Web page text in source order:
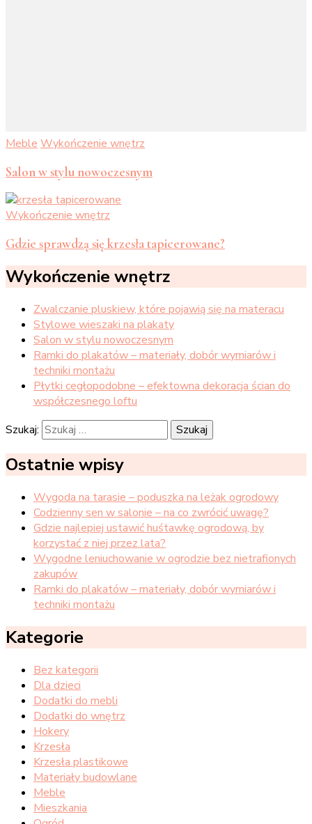
Meble Wykończenie wnętrz
Salon w stylu nowoczesnym
Wykończenie wnętrz
Gdzie sprawdzą się krzesła tapicerowane?
Wykończenie wnętrz
Zwalczanie pluskiew, które pojawią się na materacu
Stylowe wieszaki na plakaty
Salon w stylu nowoczesnym
Ramki do plakatów – materiały, dobór wymiarów i
techniki montażu
Płytki cegłopodobne – efektowna dekoracja ścian do
współczesnego loftu
Szukaj:
Ostatnie wpisy
Wygoda na tarasie – poduszka na leżak ogrodowy
Codzienny sen w salonie – na co zwrócić uwagę?
Gdzie najlepiej ustawić huśtawkę ogrodową, by
korzystać z niej przez lata?
Wygodne leniuchowanie w ogrodzie bez nietrafionych
zakupów
Ramki do plakatów – materiały, dobór wymiarów i
techniki montażu
Kategorie
Bez kategorii
Dla dzieci
Dodatki do mebli
Dodatki do wnętrz
Hokery
Krzesła
Krzesła plastikowe
Materiały budowlane
Meble
Mieszkania